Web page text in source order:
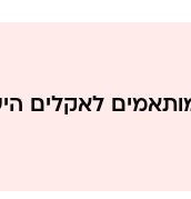
לאקלים